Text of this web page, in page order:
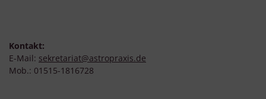
Kontakt:
E-Mail: sekretariat@astropraxis.de
Mob.: 01515-1816728
Verwendung reduzierter Daten zur Auswahl von Inhalten